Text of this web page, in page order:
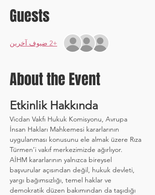
Guests
+2 ضيوف آخرين
About the Event
Etkinlik Hakkında
Vicdan Vakfı Hukuk Komisyonu, Avrupa
İnsan Hakları Mahkemesi kararlarının
uygulanması konusunu ele almak üzere Rıza
Türmen’i vakıf merkezimizde ağırlıyor.
AİHM kararlarının yalnızca bireysel
başvurular açısından değil, hukuk devleti,
yargı bağımsızlığı, temel haklar ve
demokratik düzen bakımından da taşıdığı